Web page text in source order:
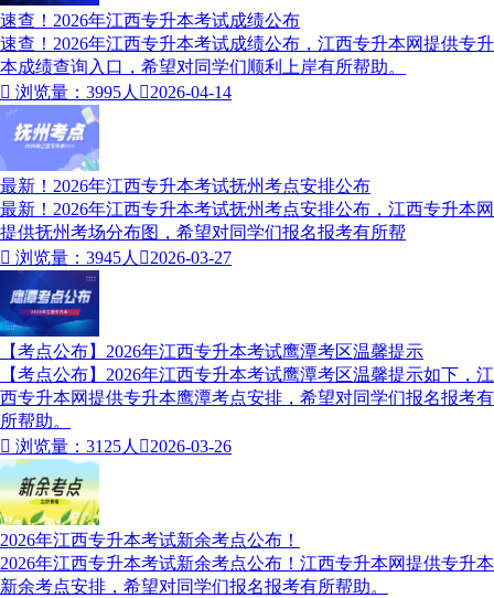
速查！2026年江西专升本考试成绩公布
速查！2026年江西专升本考试成绩公布，江西专升本网提供专升
本成绩查询入口，希望对同学们顺利上岸有所帮助。
 浏览量：3995人 2026-04-14
最新！2026年江西专升本考试抚州考点安排公布
最新！2026年江西专升本考试抚州考点安排公布，江西专升本网
提供抚州考场分布图，希望对同学们报名报考有所帮
 浏览量：3945人 2026-03-27
【考点公布】2026年江西专升本考试鹰潭考区温馨提示
【考点公布】2026年江西专升本考试鹰潭考区温馨提示如下，江
西专升本网提供专升本鹰潭考点安排，希望对同学们报名报考有
所帮助。
 浏览量：3125人 2026-03-26
2026年江西专升本考试新余考点公布！
2026年江西专升本考试新余考点公布！江西专升本网提供专升本
新余考点安排，希望对同学们报名报考有所帮助。